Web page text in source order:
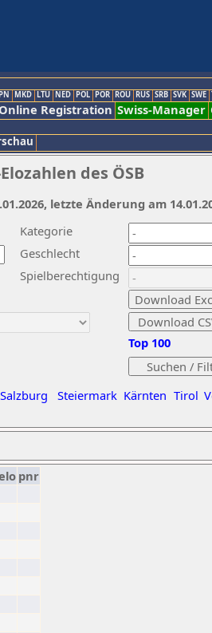
MKD LTU NED POL POR ROU RUS SRB SVK SWE
Online Registration Swiss-Manager
des ÖSB
Kategorie
Geschlecht
Spielberechtigung
Salzburg Steiermark Kärnten Tirol
Top 100
letzte Änderung am
pnr